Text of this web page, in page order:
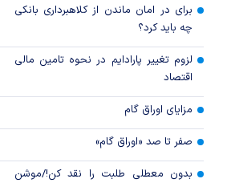
برای در امان ماندن از کلاهبرداری بانکی
چه باید کرد؟
لزوم تغییر پارادایم در نحوه تامین مالی
اقتصاد
مزایای اوراق گام
صفر تا صد «اوراق گام»
بدون معطلی طلبت را نقد کن!/موشن